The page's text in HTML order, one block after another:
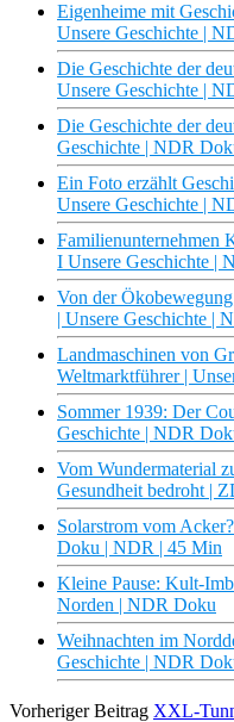
Eigenheime mit
Unsere Geschichte |
Die Geschichte der
Unsere Geschichte |
Die Geschichte der
Geschichte | NDR
Ein Foto erzählt
Unsere Geschichte |
Familienunternehmen
I Unsere Geschichte |
Von der
| Unsere Geschichte |
Landmaschinen von
Weltmarktführer |
Sommer 1939: Der
Geschichte | NDR
Vom Wundermaterial
Gesundheit bedroht |
Solarstrom vom
Doku | NDR | 45 Min
Kleine Pause: Kult-
Norden | NDR Doku
Weihnachten im
Geschichte | NDR
Vorheriger Beitrag XXL-